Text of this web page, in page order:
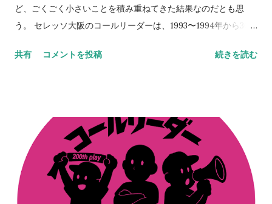
ッソライフが。 」を置いてくださることのほうが本当に嬉しく
思える。今も昔も次世代のために手を打っていくのが役目だ
ど、ごくごく小さいことを積み重ねてきた結果なのだとも思
う。 セレッソ大阪のコールリーダーは、1993〜1994年から30
ゃ崩れない。セレッソ大阪は、Jリーグはそうやって成長してき
う。 ステッカーの画像をSNSでアップしてくれているのを見
る。ふと胸が熱くなる。やってきたことや、やり続けてきたこ
との全てが、正しいものではないことも重々理解をしているつ
もりだ。 だけどそれらは、決して間違ってもいなかったのだな
とも思えて、人間的なつながりに感謝してしまう日々。その輪
共有 コメントを投稿 続きを読む